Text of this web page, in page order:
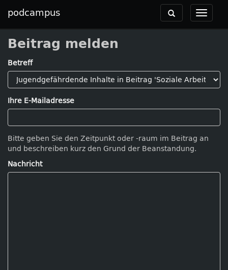
podcampus
Toggle
Toggle
navigation
Beitrag melden
Betreff
Ihre E-Mailadresse
Bitte geben Sie den Zeitpunkt oder -raum im Beitrag an
und beschreiben kurz den Grund der Beanstandung.
Nachricht